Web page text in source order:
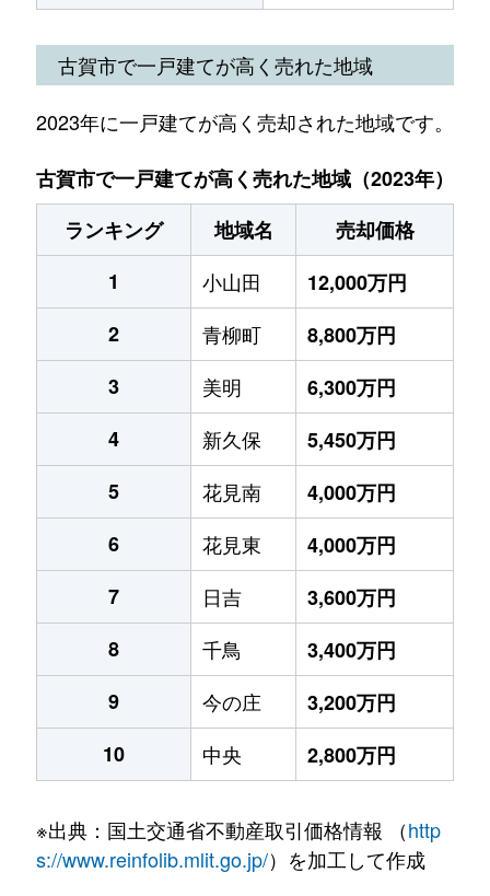
古賀市で一戸建てが高く売れた地域
2023年に一戸建てが高く売却された地域です。
古賀市で一戸建てが高く売れた地域（2023年）
ランキング
地域名
売却価格
1
小山田
12,000万円
2
青柳町
8,800万円
3
美明
6,300万円
4
新久保
5,450万円
5
花見南
4,000万円
6
花見東
4,000万円
7
日吉
3,600万円
8
千鳥
3,400万円
9
今の庄
3,200万円
10
中央 2,800万円
※出典：国土交通省不動産取引価格情報 （http
s://www.reinfolib.mlit.go.jp/）を加工して作成